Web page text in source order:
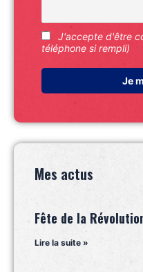
J'accepte d'être
téléphone si rempli)
Mes actus
Fête de la
Lire la suite »